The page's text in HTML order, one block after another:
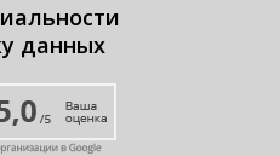
данных